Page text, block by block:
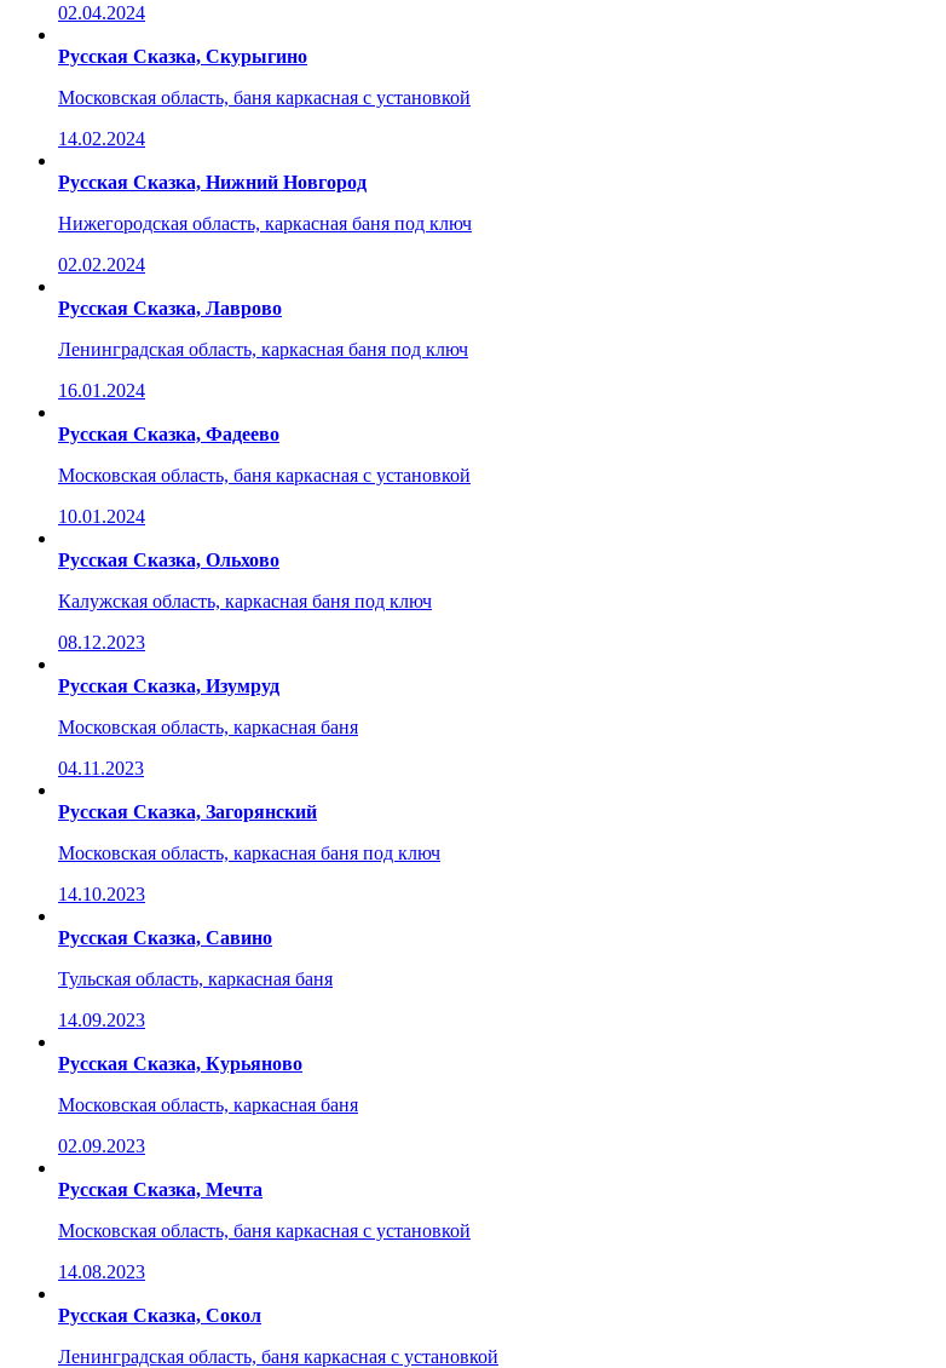
02.04.2024
Русская Сказка, Скурыгино
Московская область, баня каркасная с установкой
14.02.2024
Русская Сказка, Нижний Новгород
Нижегородская область, каркасная баня под ключ
02.02.2024
Русская Сказка, Лаврово
Ленинградская область, каркасная баня под ключ
16.01.2024
Русская Сказка, Фадеево
Московская область, баня каркасная с установкой
10.01.2024
Русская Сказка, Ольхово
Калужская область, каркасная баня под ключ
08.12.2023
Русская Сказка, Изумруд
Московская область, каркасная баня
04.11.2023
Русская Сказка, Загорянский
Московская область, каркасная баня под ключ
14.10.2023
Русская Сказка, Савино
Тульская область, каркасная баня
14.09.2023
Русская Сказка, Курьяново
Московская область, каркасная баня
02.09.2023
Русская Сказка, Мечта
Московская область, баня каркасная с установкой
14.08.2023
Русская Сказка, Сокол
Ленинградская область, баня каркасная с установкой